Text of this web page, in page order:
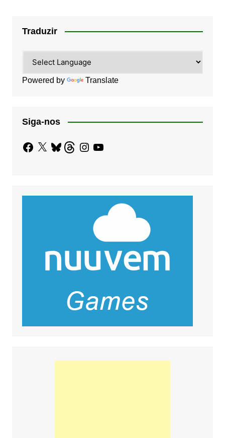
Traduzir
Powered by Translate
Siga-nos
Facebook
X BlueskyThreadsInstagram
YouTube